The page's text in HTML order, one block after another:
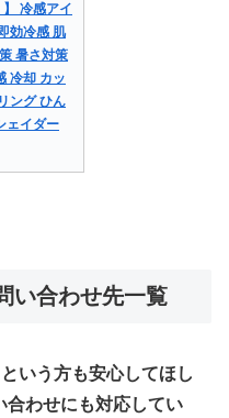
冷感アイ
効冷感 肌
暑さ対策
冷却 カッ
ング ひん
ェイダー
い合わせ先一覧
いう方も安心してほし
わせにも対応してい